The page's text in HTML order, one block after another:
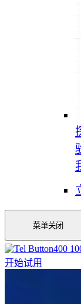
菜单关闭
400
开始试用